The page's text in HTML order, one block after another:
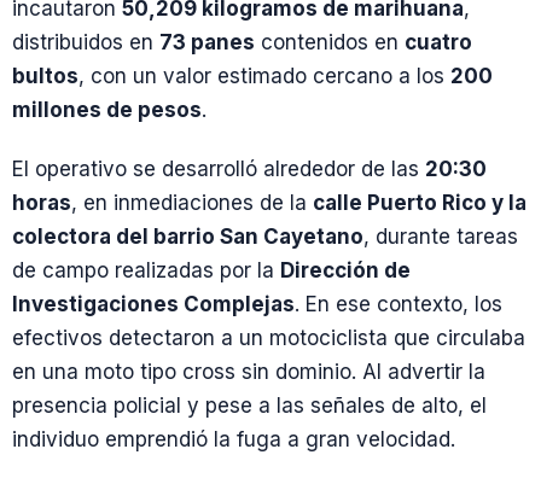
incautaron 50,209 kilogramos de marihuana,
distribuidos en 73 panes contenidos en cuatro
bultos, con un valor estimado cercano a los 200
millones de pesos.
El operativo se desarrolló alrededor de las 20:30
horas, en inmediaciones de la calle Puerto Rico y la
colectora del barrio San Cayetano, durante tareas
de campo realizadas por la Dirección de
Investigaciones Complejas. En ese contexto, los
efectivos detectaron a un motociclista que circulaba
en una moto tipo cross sin dominio. Al advertir la
presencia policial y pese a las señales de alto, el
individuo emprendió la fuga a gran velocidad.